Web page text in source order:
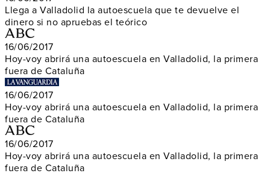
Llega a Valladolid la autoescuela que te devuelve el
dinero si no apruebas el teórico
16/06/2017
Hoy-voy abrirá una autoescuela en Valladolid, la primera
fuera de Cataluña
16/06/2017
Hoy-voy abrirá una autoescuela en Valladolid, la primera
fuera de Cataluña
16/06/2017
Hoy-voy abrirá una autoescuela en Valladolid, la primera
fuera de Cataluña